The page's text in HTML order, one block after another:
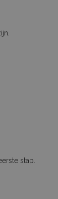
stap.